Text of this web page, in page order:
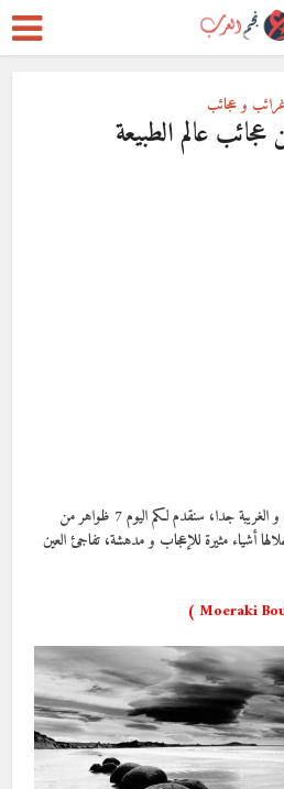
و عجائب
بما أن عالمنا مليء بالأحداث الغامضة و الغريبة جدا، سنقدم لكم اليوم 7 ظواهر من
أشياء مثيرة للإعجاب و مدهشة، تفاجئ العين